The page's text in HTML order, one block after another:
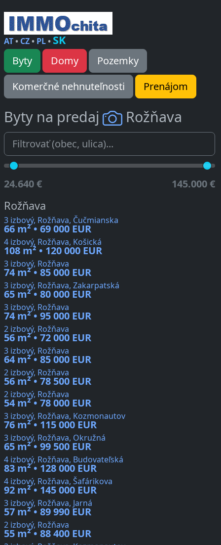
AT• CZ• PL• SK
Byty Domy
Pozemky
Komerčné nehnuteľnosti
Prenájom
Byty na predaj Rožňava
24.640 € 145.000 €
Rožňava
3 izbový, Rožňava, Čučmianska
66 m² • 69 000 EUR
4 izbový, Rožňava, Košická
108 m² • 120 000 EUR
3 izbový, Rožňava
74 m² • 85 000 EUR
3 izbový, Rožňava, Zakarpatská
65 m² • 80 000 EUR
3 izbový, Rožňava
74 m² • 95 000 EUR
2 izbový, Rožňava
56 m² • 72 000 EUR
3 izbový, Rožňava
64 m² • 85 000 EUR
2 izbový, Rožňava
56 m² • 78 500 EUR
2 izbový, Rožňava
54 m² • 78 000 EUR
3 izbový, Rožňava, Kozmonautov
76 m² • 115 000 EUR
3 izbový, Rožňava, Okružná
65 m² • 99 500 EUR
4 izbový, Rožňava, Budovateľská
83 m² • 128 000 EUR
4 izbový, Rožňava, Šafárikova
92 m² • 145 000 EUR
3 izbový, Rožňava, Jarná
57 m² • 89 990 EUR
2 izbový, Rožňava
55 m² • 88 400 EUR